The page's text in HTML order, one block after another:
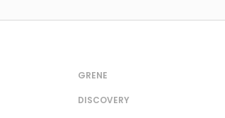
GRENE
DISCOVERY